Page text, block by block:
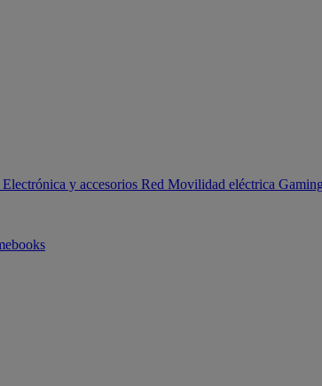
Electrónica y accesorios Red Movilidad eléctrica